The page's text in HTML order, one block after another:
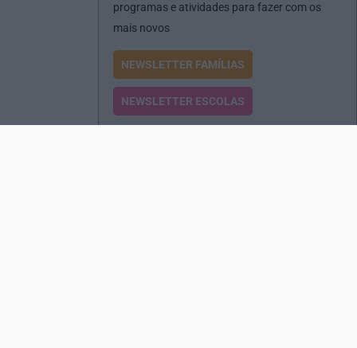
programas e atividades para fazer com os
mais novos
NEWSLETTER FAMÍLIAS
NEWSLETTER ESCOLAS